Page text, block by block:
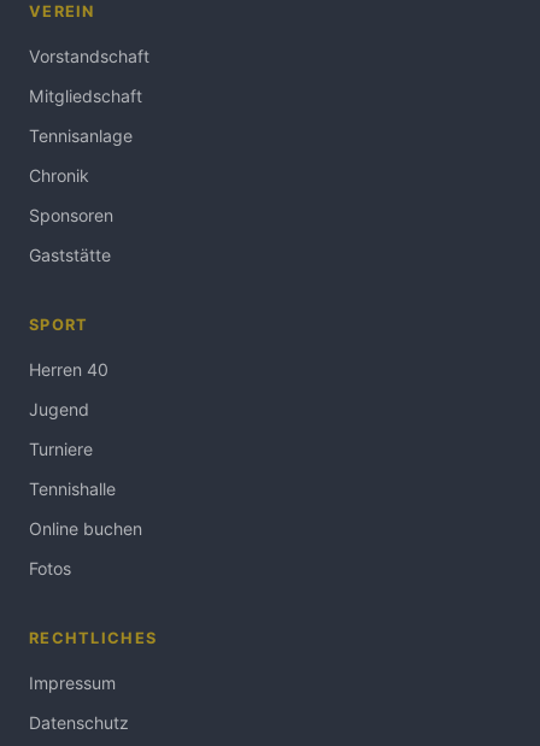
VEREIN
Vorstandschaft
Mitgliedschaft
Tennisanlage
Chronik
Sponsoren
Gaststätte
SPORT
Herren 40
Jugend
Turniere
Tennishalle
Online buchen
Fotos
RECHTLICHES
Impressum
Datenschutz